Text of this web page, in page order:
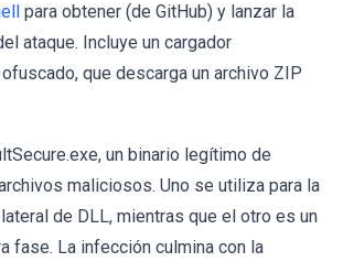
para obtener (de GitHub) y lanzar la
ataque. Incluye un cargador
que descarga un archivo ZIP
un binario legítimo de
maliciosos. Uno se utiliza para la
de DLL, mientras que el otro es un
fase. La infección culmina con la